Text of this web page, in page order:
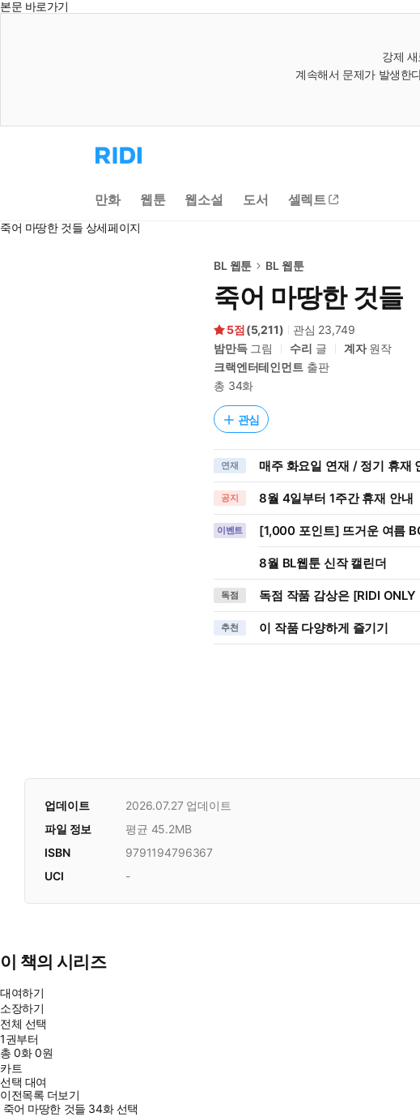
본문 바로가기
강제
계속해서 문제가 발생한
리
디
으
로
동
만화 웹툰 웹소설 도서 셀렉트
죽어 마땅한 것들 상세페이지
BL 웹툰 BL 웹툰
죽어 마땅한 것들
5 (5,211) 관심 23,749
밤만득그림 수리 글 계자원작
크랙엔터테인먼트 출판
총 34화
관심
연재 매주 화요일 연재 / 정기 휴재
공지 8월 4일부터 1주간 휴재 안내
이벤트 [1,000 포인트] 뜨거운 여름
8월 BL웹툰 신작 캘린더
독점 독점 작품 감상은 [RIDI ONLY
추천 이 작품 다양하게 즐기기
업데이트 2026.07.27업데이트
파일 정보
평균 45.2MB
ISBN
9791194796367
UCI
-
이 책의 시리즈
대여하기
소장하기
전체 선택
1권부터
총0화0원
카트
선택 대여
이전목록 더보기
죽어 마땅한 것들 34화 선택